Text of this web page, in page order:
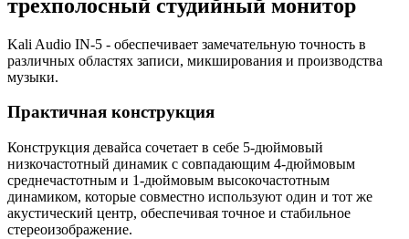
трехполосный студийный монитор
Kali Audio IN-5 - обеспечивает замечательную точность в
различных областях записи, микширования и производства
музыки.
Практичная конструкция
Конструкция девайса сочетает в себе 5-дюймовый
низкочастотный динамик с совпадающим 4-дюймовым
среднечастотным и 1-дюймовым высокочастотным
динамиком, которые совместно используют один и тот же
акустический центр, обеспечивая точное и стабильное
стереоизображение.